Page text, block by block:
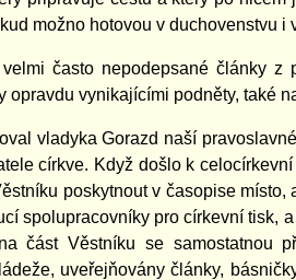
možno hotovou v duchovenstvu i
často nepodepsané články
vynikajícími podněty, také
vladyka Gorazd naší
církve. Když došlo k
poskytnout v časopise místo,
spolupracovníky pro církevní tisk,
část Věstníku se samostatnou
uveřejňovány články,